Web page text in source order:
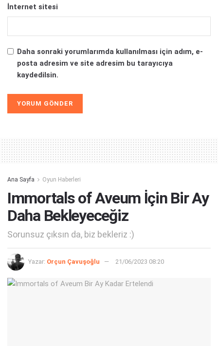
İnternet sitesi
Daha sonraki yorumlarımda kullanılması için adım, e-
posta adresim ve site adresim bu tarayıcıya
kaydedilsin.
Ana Sayfa Oyun Haberleri
Immortals of Aveum İçin Bir Ay
Daha Bekleyeceğiz
Sorunsuz çıksın da, biz bekleriz :)
Yazar: Orçun Çavuşoğlu 21/06/2023 08:20